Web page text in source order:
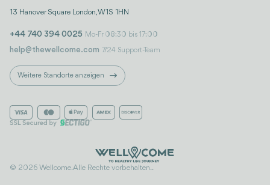
13 Hanover Square London, W1S 1HN
+44 740 394 0025 Mo-Fr 08:30 bis 17:00
help@thewellcome.com 7/24 Support-Team
Weitere Standorte anzeigen
© 2026 Wellcome. Alle Rechte vorbehalten..